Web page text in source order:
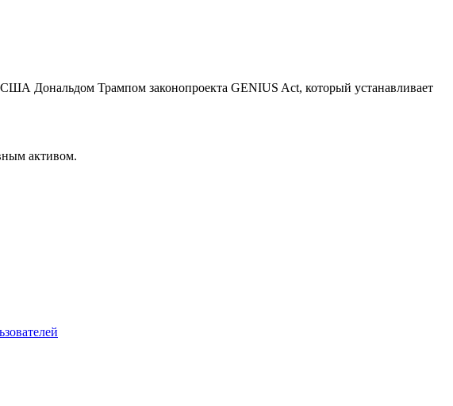
Дональдом Трампом законопроекта GENIUS Act, который устанавливает
активом.